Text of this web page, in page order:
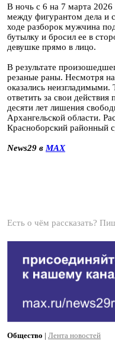
В ночь с 6 на 7 марта 2026
между фигурантом дела и
ходе разборок мужчина
бутылку и бросил ее в
девушке прямо в лицо.
В результате
резаные раны. Несмотря
оказались неизгладимыми.
ответить за свои действия
десяти лет лишения
Архангельской области.
Красноборский районный
News29 в MAX
Есть о чём рассказать?
Общество | Лента новостей